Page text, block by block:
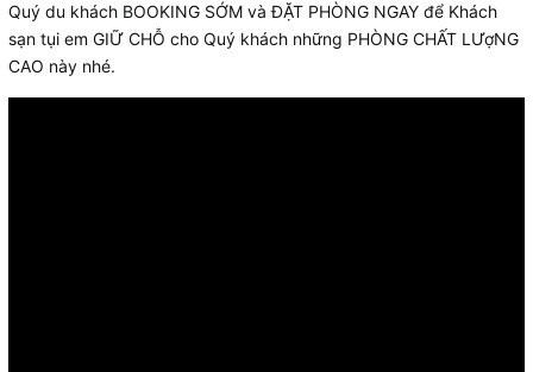
Quý du khách BOOKING SỚM và ĐẶT PHÒNG NGAY để Khách
sạn tụi em GIỮ CHỖ cho Quý khách những PHÒNG CHẤT LƯợNG
CAO này nhé.